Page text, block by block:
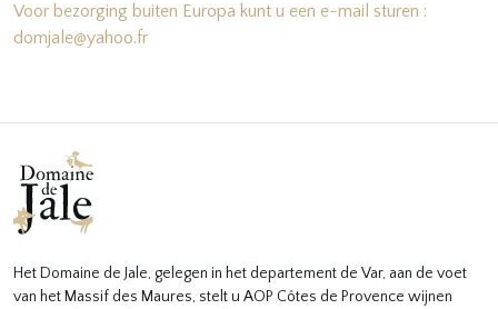
Voor bezorging buiten Europa kunt u een e-mail sturen :
domjale@yahoo.fr
Het Domaine de Jale, gelegen in het departement de Var, aan de voet
van het Massif des Maures, stelt u AOP Côtes de Provence wijnen